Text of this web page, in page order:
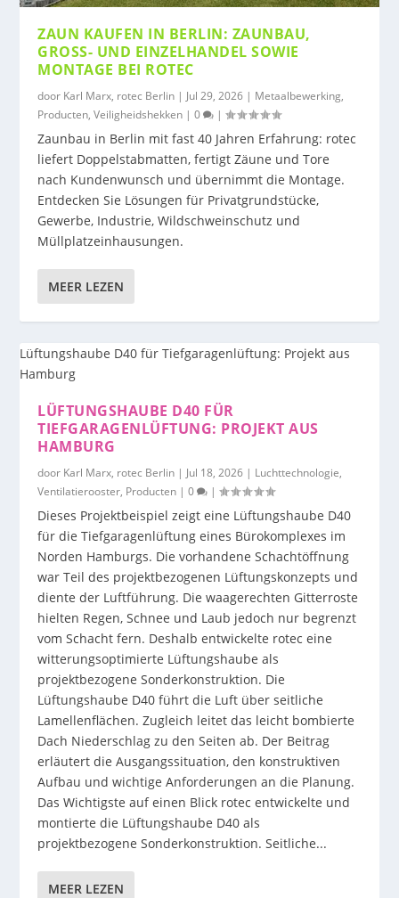
ZAUN KAUFEN IN BERLIN: ZAUNBAU,
GROSS- UND EINZELHANDEL SOWIE M
ONTAGE BEI ROTEC
door Karl Marx, rotec Berlin | Jul 29, 2026 | Metaalbewerking,
Producten,Veiligheidshekken |0 |
Zaunbau in Berlin mit fast 40 Jahren Erfahrung: rotec
liefert Doppelstabmatten, fertigt Zäune und Tore
nach Kundenwunsch und übernimmt die Montage.
Entdecken Sie Lösungen für Privatgrundstücke,
Gewerbe, Industrie, Wildschweinschutz und
Müllplatzeinhausungen.
MEER LEZEN
LÜFTUNGSHAUBE D40 FÜR
TIEFGARAGENLÜFTUNG: PROJEKT AUS
HAMBURG
door Karl Marx, rotec Berlin | Jul 18, 2026 | Luchttechnologie,
Ventilatierooster, Producten |0 |
Dieses Projektbeispiel zeigt eine Lüftungshaube D40
für die Tiefgaragenlüftung eines Bürokomplexes im
Norden Hamburgs. Die vorhandene Schachtöffnung
war Teil des projektbezogenen Lüftungskonzepts und
diente der Luftführung. Die waagerechten Gitterroste
hielten Regen, Schnee und Laub jedoch nur begrenzt
vom Schacht fern. Deshalb entwickelte rotec eine
witterungsoptimierte Lüftungshaube als
projektbezogene Sonderkonstruktion. Die
Lüftungshaube D40 führt die Luft über seitliche
Lamellenflächen. Zugleich leitet das leicht bombierte
Dach Niederschlag zu den Seiten ab. Der Beitrag
erläutert die Ausgangssituation, den konstruktiven
Aufbau und wichtige Anforderungen an die Planung.
Das Wichtigste auf einen Blick rotec entwickelte und
montierte die Lüftungshaube D40 als
projektbezogene Sonderkonstruktion. Seitliche...
MEER LEZEN